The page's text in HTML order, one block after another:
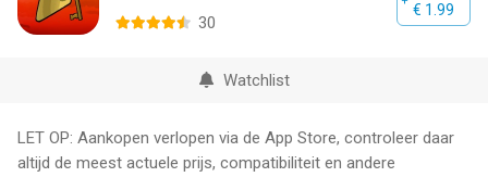
€ 1.99
30
Watchlist
LET OP: Aankopen verlopen via de App Store, controleer daar
altijd de meest actuele prijs, compatibiliteit en andere